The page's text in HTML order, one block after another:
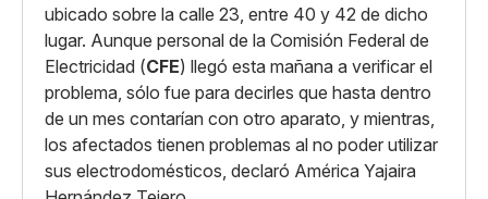
ubicado sobre la calle 23, entre 40 y 42 de dicho
lugar. Aunque personal de la Comisión Federal de
Electricidad (CFE) llegó esta mañana a verificar el
problema, sólo fue para decirles que hasta dentro
de un mes contarían con otro aparato, y mientras,
los afectados tienen problemas al no poder utilizar
sus electrodomésticos, declaró América Yajaira